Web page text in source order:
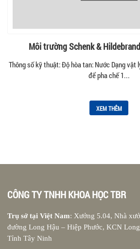
Môi trường Schenk &
Thông số kỹ thuật: Độ hòa tan: Nước Dạng vật
để pha chế 1...
XEM THÊM
CÔNG TY TNHH KHOA HỌC TBR
Trụ sở tại Việt Nam: Xưởng 5.04, Nhà
đường Long Hậu – Hiệp Phước, KCN
Tỉnh Tây Ninh